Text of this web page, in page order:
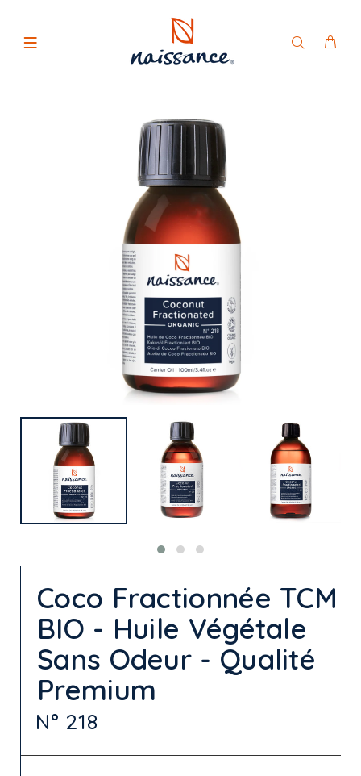
Coco Fractionnée TCM
BIO - Huile Végétale
Sans Odeur - Qualité
Premium
N° 218